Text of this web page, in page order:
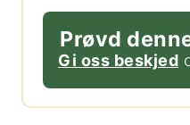
Prøvd
Gi oss beskjed